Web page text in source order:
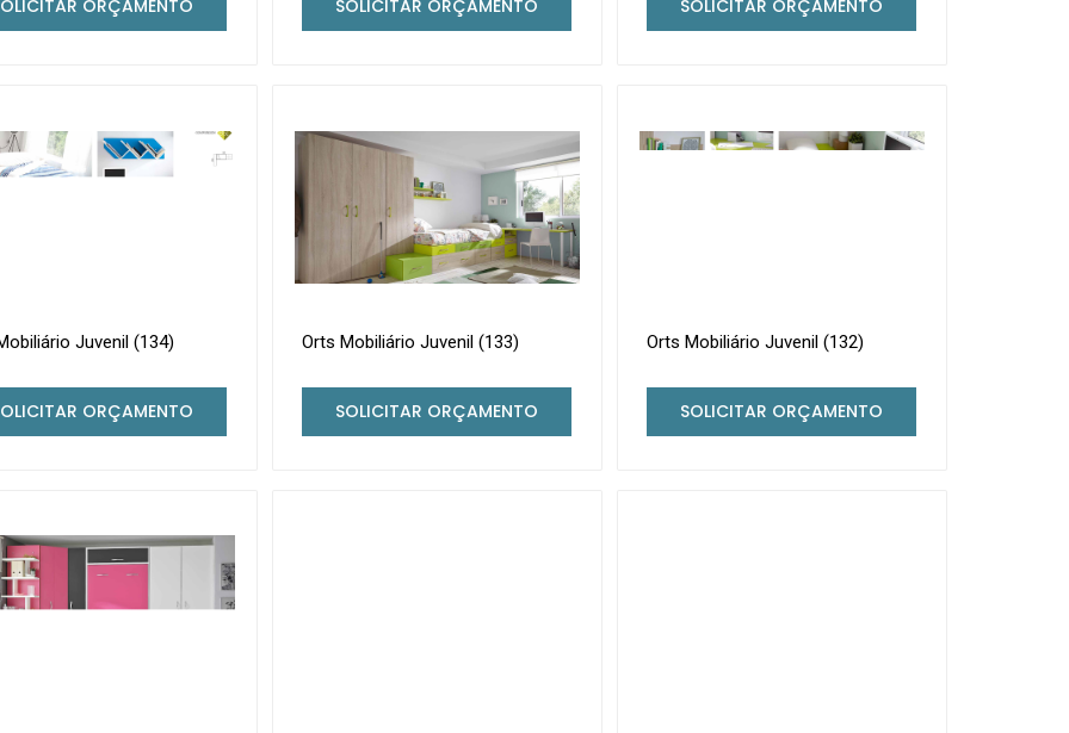
ORÇAMENTO SOLICITAR ORÇAMENTO SOLICITAR ORÇAMENTO
Juvenil (134)
ORÇAMENTO
Orts Mobiliário Juvenil (133)
SOLICITAR ORÇAMENTO
Orts Mobiliário Juvenil (132)
SOLICITAR ORÇAMENTO